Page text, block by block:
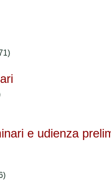
e udienza